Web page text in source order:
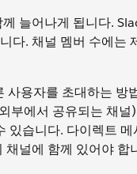
늘어나게 됩니다.
다. 채널 멤버 수에
용자를 초대하는
부에서 공유되는 채
있습니다. 다이렉트
널에 함께 있어야 합